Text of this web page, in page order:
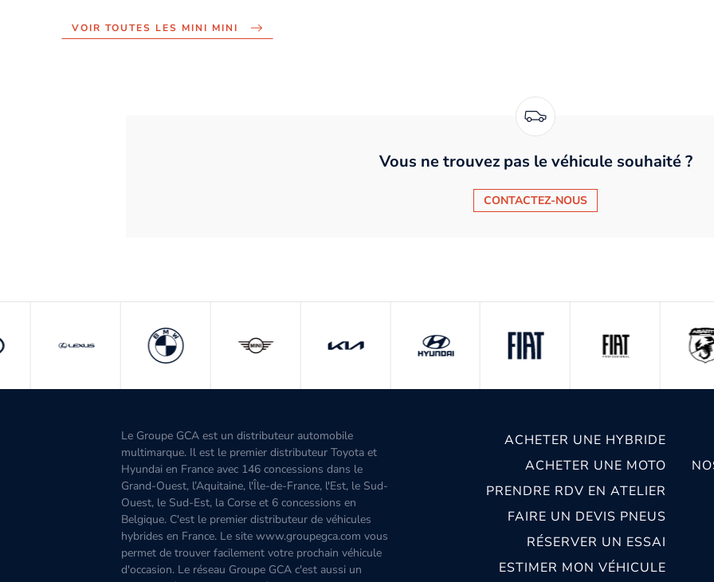
VOIR TOUTES LES MINI MINI
Vous ne trouvez pas le véhicule souhaité ?
CONTACTEZ-NOUS
Le Groupe GCA est un distributeur automobile
multimarque. Il est le premier distributeur Toyota et
Hyundai en France avec 146 concessions dans le
Grand-Ouest, l’Aquitaine, l'Île-de-France, l'Est, le Sud-
Ouest, le Sud-Est, la Corse et 6 concessions en
Belgique. C'est le premier distributeur de véhicules
hybrides en France. Le site www.groupegca.com vous
permet de trouver facilement votre prochain véhicule
d'occasion. Le réseau Groupe GCA c'est aussi un
ACHETER UNE HYBRIDE
ACHETER UNE MOTO
PRENDRE RDV EN ATELIER
FAIRE UN DEVIS PNEUS
RÉSERVER UN ESSAI
ESTIMER MON VÉHICULE